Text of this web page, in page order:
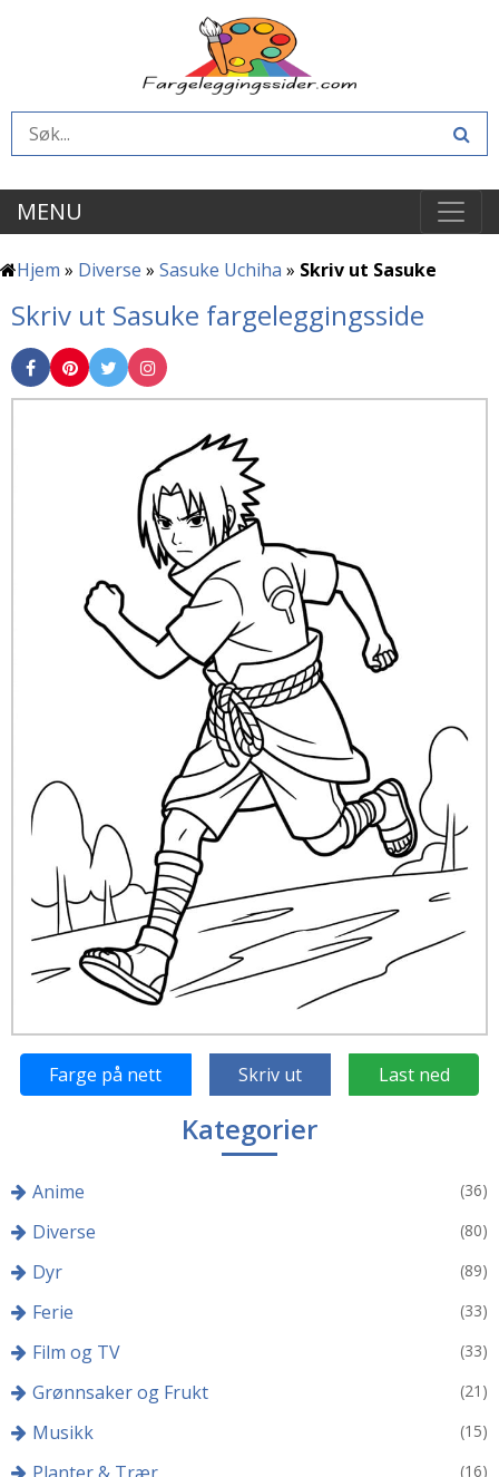
MENU
Hjem » Diverse » Sasuke Uchiha » Skriv ut Sasuke
Skriv ut Sasuke fargeleggingsside
Farge på nett Skriv ut Last ned
Kategorier
Anime (36)
Diverse (80)
Dyr (89)
Ferie (33)
Film og TV (33)
Grønnsaker og Frukt (21)
Musikk (15)
(16)